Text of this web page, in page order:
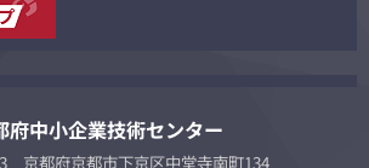
府中小企業技術センター
京都府京都市下京区中堂寺南町134